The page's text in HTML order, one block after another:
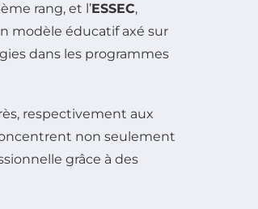
rang, et l’ESSEC,
modèle éducatif axé sur
dans les programmes
respectivement aux
non seulement
grâce à des